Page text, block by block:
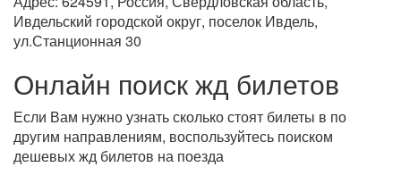
Ивдельский городской округ, поселок Ивдель,
ул.Станционная 30
Онлайн поиск жд билетов
Если Вам нужно узнать сколько стоят билеты в по
другим направлениям, воспользуйтесь поиском
дешевых жд билетов на поезда